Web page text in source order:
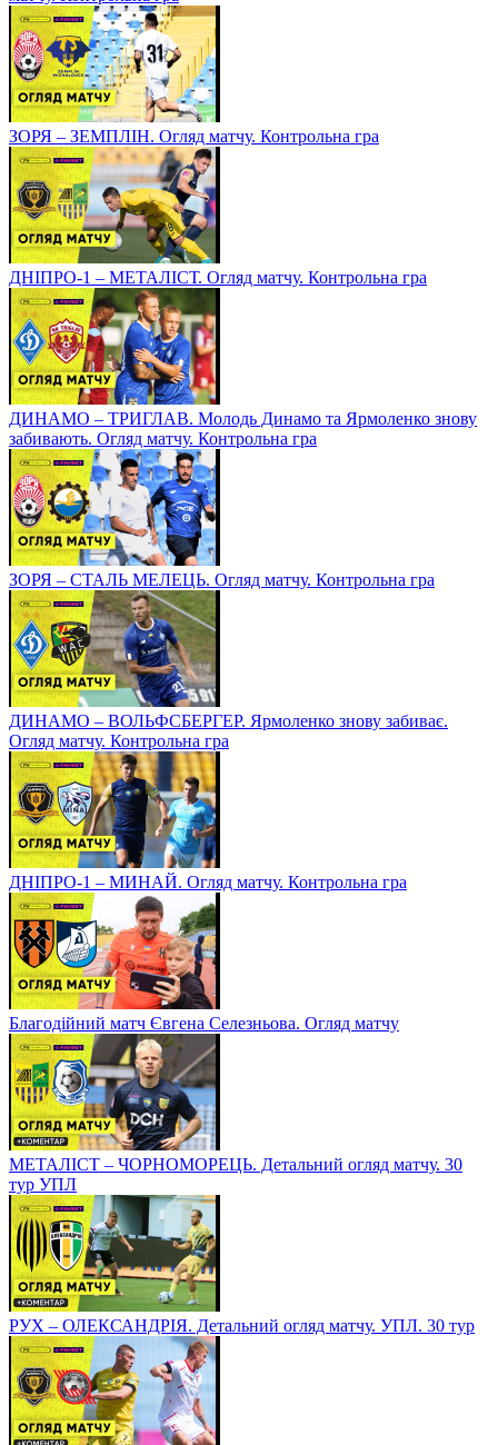
ЗОРЯ – ЗЕМПЛІН. Огляд матчу. Контрольна гра
ДНІПРО-1 – МЕТАЛІСТ. Огляд матчу. Контрольна гра
ДИНАМО – ТРИГЛАВ. Молодь Динамо та Ярмоленко знову
забивають. Огляд матчу. Контрольна гра
ЗОРЯ – СТАЛЬ МЕЛЕЦЬ. Огляд матчу. Контрольна гра
ДИНАМО – ВОЛЬФСБЕРГЕР. Ярмоленко знову забиває.
Огляд матчу. Контрольна гра
ДНІПРО-1 – МИНАЙ. Огляд матчу. Контрольна гра
Благодійний матч Євгена Селезньова. Огляд матчу
МЕТАЛІСТ – ЧОРНОМОРЕЦЬ. Детальний огляд матчу. 30
тур УПЛ
РУХ – ОЛЕКСАНДРІЯ. Детальний огляд матчу. УПЛ. 30 тур